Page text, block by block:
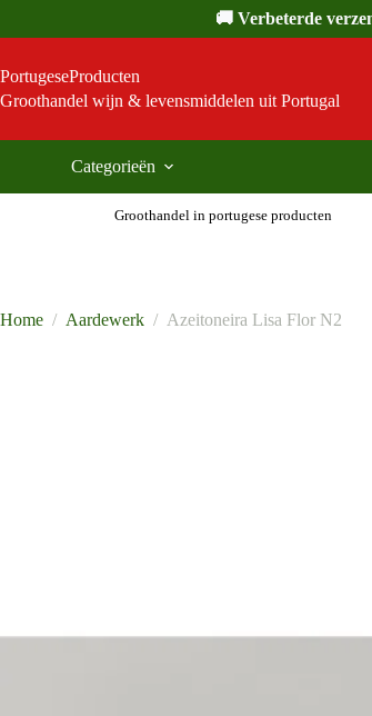
inhoud
🚚 Verbeterde
PortugeseProducten
Groothandel wijn & levensmiddelen uit Portugal
Categorieën
Groothandel in portugese producten
Home / Aardewerk / Azeitoneira Lisa Flor N2